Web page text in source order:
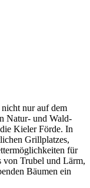
nur auf dem
Natur- und Wald-
Kieler Förde. In
Grillplatzes,
für
von Trubel und Lärm,
Bäumen ein